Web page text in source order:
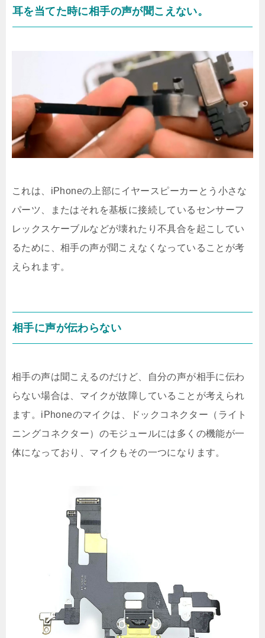
耳を当てた時に相手の声が聞こえない。
これは、iPhoneの上部にイヤースピーカーとう小さな
パーツ、またはそれを基板に接続しているセンサーフ
レックスケーブルなどが壊れたり不具合を起こしてい
るために、相手の声が聞こえなくなっていることが考
えられます。
相手に声が伝わらない
相手の声は聞こえるのだけど、自分の声が相手に伝わ
らない場合は、マイクが故障していることが考えられ
ます。iPhoneのマイクは、ドックコネクター（ライト
ニングコネクター）のモジュールには多くの機能が一
体になっており、マイクもその一つになります。